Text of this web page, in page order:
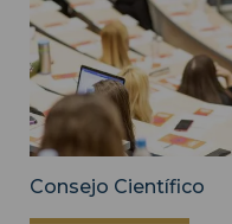
Consejo Científico